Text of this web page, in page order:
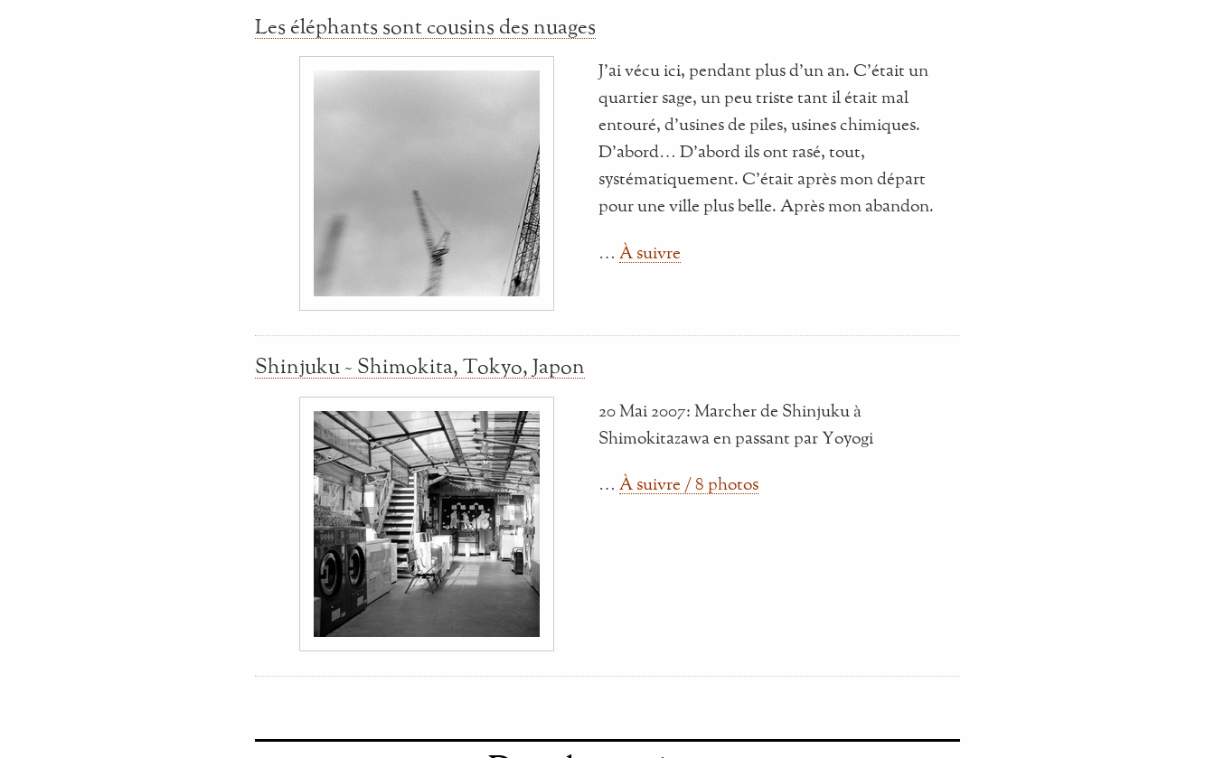
Les éléphants sont cousins des nuages
J'ai vécu ici, pendant plus d'un an. C'était un
quartier sage, un peu triste tant il était mal
entouré, d'usines de piles, usines chimiques.
D'abord… D'abord ils ont rasé, tout,
systématiquement. C'était après mon départ
pour une ville plus belle. Après mon abandon.
… À suivre
Shinjuku ~ Shimokita, Tokyo, Japon
20 Mai 2007: Marcher de Shinjuku à
Shimokitazawa en passant par Yoyogi
… À suivre / 8 photos